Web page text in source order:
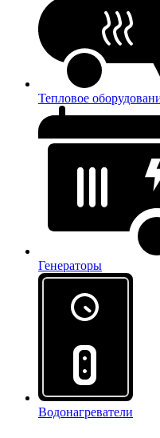
Тепловое
Генераторы
Водонагреватели